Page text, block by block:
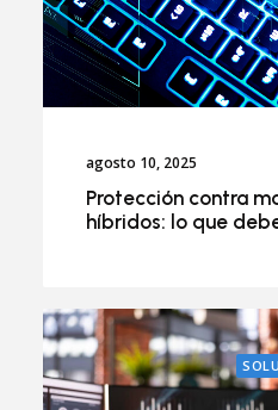
agosto 10, 2025
Protección contra
híbridos: lo que